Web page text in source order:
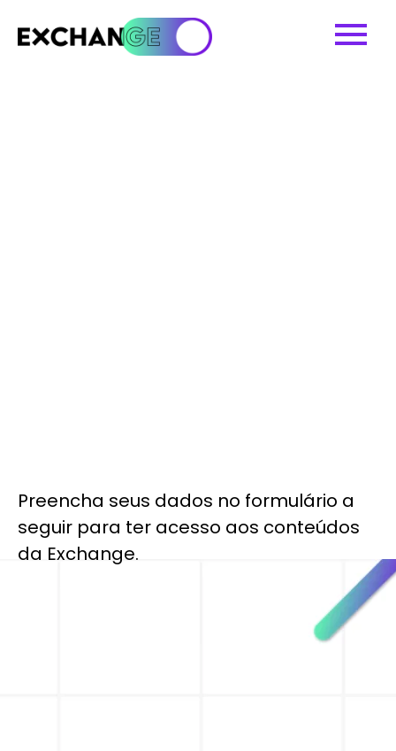
Preencha seus dados no formulário a
seguir para ter acesso aos conteúdos
da Exchange.